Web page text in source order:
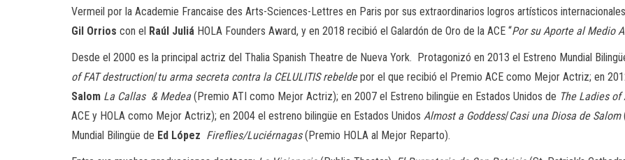
Vermeil por la Academie Francaise des Arts-Sciences-Lettres en Paris por sus extraordinarios logros artísticos
Gil Orrios con el Raúl Juliá HOLA Founders Award, y en 2018 recibió el Galardón de Oro de la ACE “Por su Aporte al Medio
Desde el 2000 es la principal actriz del Thalia Spanish Theatre de Nueva York. Protagonizó en 2013 el Estreno Mundial
of FAT destruction/tu arma secreta contra la CELULITIS rebeldepor el que recibió el Premio ACE como Mejor Actriz; en
Salom La Callas & Medea(Premio ATI como Mejor Actriz); en 2007 el Estreno bilingüe en Estados Unidos de The Ladies of
ACE y HOLA como Mejor Actriz); en 2004 el estreno bilingüe en Estados Unidos Almost a Goddess/Casi una Diosade Salom
Mundial Bilingüe de Ed López Fireflies/Luciérnagas(Premio HOLA al Mejor Reparto).